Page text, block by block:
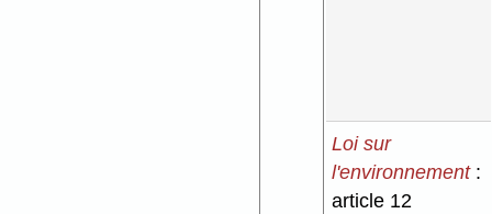
Loi sur
l'environnement:
article 12